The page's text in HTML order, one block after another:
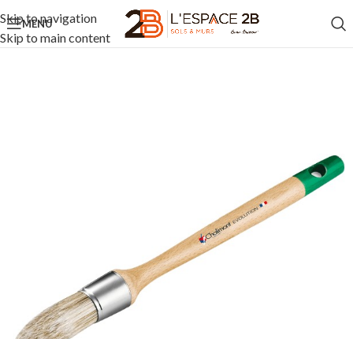
Skip to navigation
Skip to main content
MENU